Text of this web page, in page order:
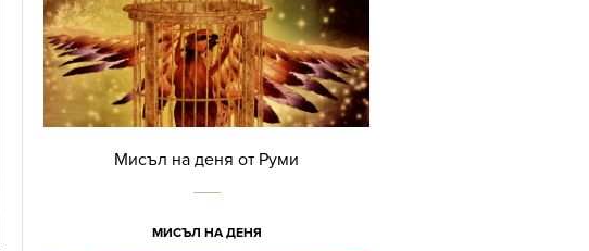
Мисъл на деня от Руми
МИСЪЛ НА ДЕНЯ